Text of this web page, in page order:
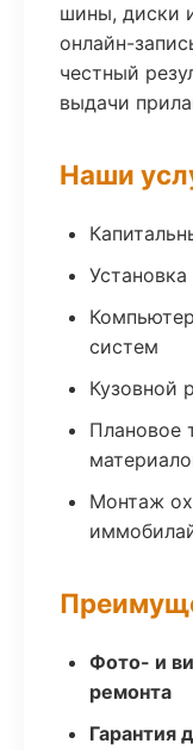
шины, диски
онлайн-
честный
выдачи
Наши
систем
Кузовной
Плановое
Монтаж
Фото- и
ремонта
Гарантия